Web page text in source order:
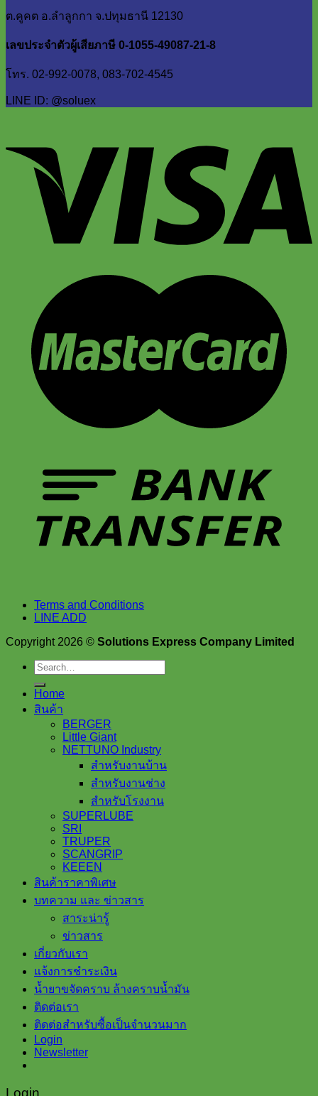
ต.คูคต อ.ลำลูกกา จ.ปทุมธานี 12130
เลขประจำตัวผู้เสียภาษี 0-1055-49087-21-8
โทร. 02-992-0078, 083-702-4545
LINE ID: @soluex
Terms and Conditions
LINE ADD
Copyright 2026 © Solutions Express Company Limited
Search
for:
Home
สินค้า
BERGER
Little Giant
NETTUNO Industry
สำหรับงานบ้าน
สำหรับงานช่าง
สำหรับโรงงาน
SUPERLUBE
SRI
TRUPER
SCANGRIP
KEEEN
สินค้าราคาพิเศษ
บทความ และ ข่าวสาร
สาระน่ารู้
ข่าวสาร
เกี่ยวกับเรา
แจ้งการชำระเงิน
น้ำยาขจัดคราบ ล้างคราบน้ำมัน
ติดต่อเรา
ติดต่อสำหรับซื้อเป็นจำนวนมาก
Login
Newsletter
Login